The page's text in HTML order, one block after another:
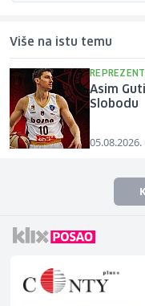
Više na istu temu
Asim
Slobodu